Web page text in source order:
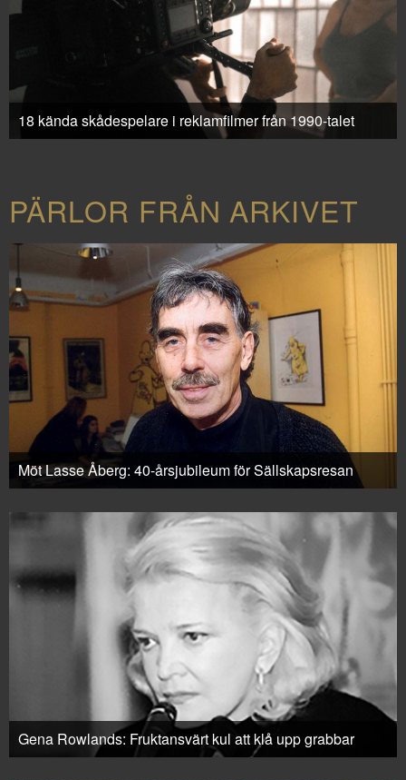
18 kända skådespelare i reklamfilmer från 1990-talet
PÄRLOR FRÅN ARKIVET
Möt Lasse Åberg: 40-årsjubileum för Sällskapsresan
Gena Rowlands: Fruktansvärt kul att klå upp grabbar